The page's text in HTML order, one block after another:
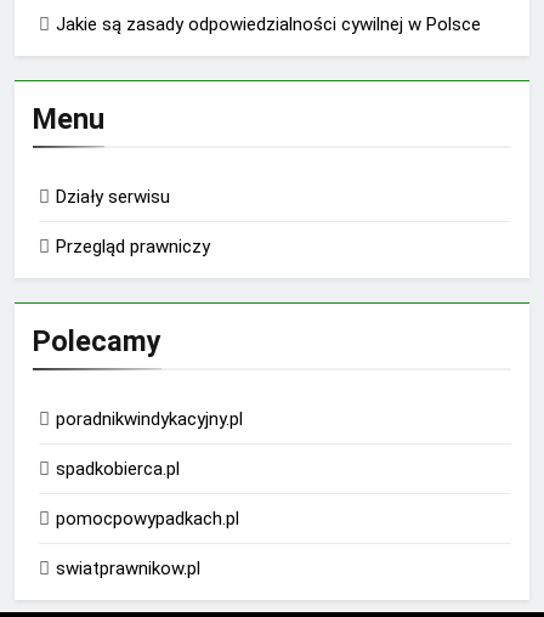
Jakie są zasady odpowiedzialności cywilnej w Polsce
Menu
Działy serwisu
Przegląd prawniczy
Polecamy
poradnikwindykacyjny.pl
spadkobierca.pl
pomocpowypadkach.pl
swiatprawnikow.pl